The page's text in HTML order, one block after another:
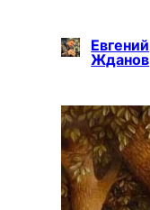
Евгений
Жданов